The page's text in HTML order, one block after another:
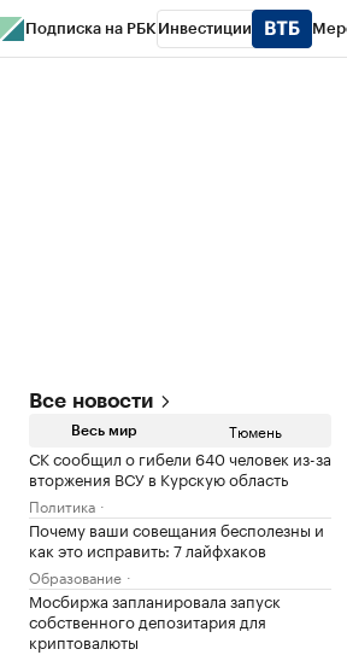
Подписка на РБК Инвестиции
Все новости
Весь мир Тюмень
СК сообщил о гибели 640 человек из-за
вторжения ВСУ в Курскую область
Политика
Почему ваши совещания бесполезны и
как это исправить: 7 лайфхаков
Образование
Мосбиржа запланировала запуск
собственного депозитария для
криптовалюты